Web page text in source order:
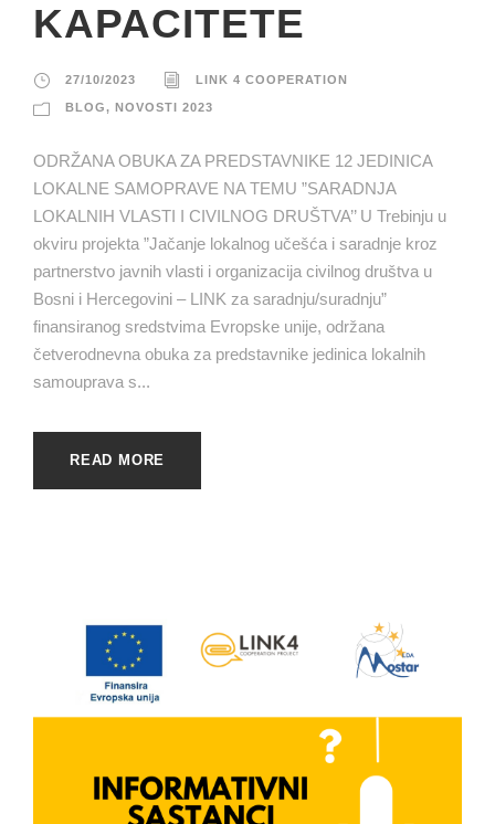
KAPACITETE
27/10/2023 LINK 4 COOPERATION
BLOG, NOVOSTI 2023
ODRŽANA OBUKA ZA PREDSTAVNIKE 12 JEDINICA
LOKALNE SAMOPRAVE NA TEMU ”SARADNJA
LOKALNIH VLASTI I CIVILNOG DRUŠTVA’’ U Trebinju u
okviru projekta ”Jačanje lokalnog učešća i saradnje kroz
partnerstvo javnih vlasti i organizacija civilnog društva u
Bosni i Hercegovini – LINK za saradnju/suradnju”
finansiranog sredstvima Evropske unije, održana
četverodnevna obuka za predstavnike jedinica lokalnih
samouprava s...
READ MORE